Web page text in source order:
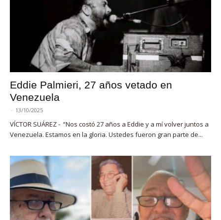
Eddie Palmieri, 27 años vetado en
Venezuela
- 13/10/2025
VÍCTOR SUÁREZ - “Nos costó 27 años a Eddie y a mí volver juntos a
Venezuela. Estamos en la gloria. Ustedes fueron gran parte de...